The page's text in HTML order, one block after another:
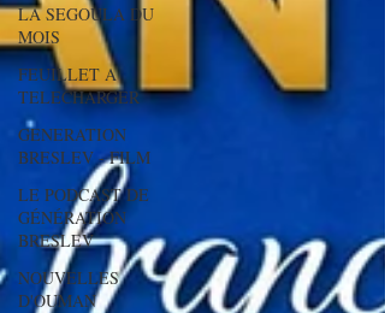
LA SEGOULA DU
MOIS
FEUILLET A
TELECHARGER
GENERATION
BRESLEV - FILM
LE PODCAST DE
GÉNÉRATION
BRESLEV
NOUVELLES
D'OUMAN